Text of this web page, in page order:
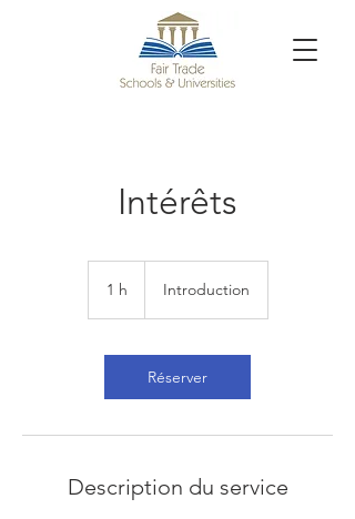
Intérêts
1 h Introduction
Réserver
Description du service